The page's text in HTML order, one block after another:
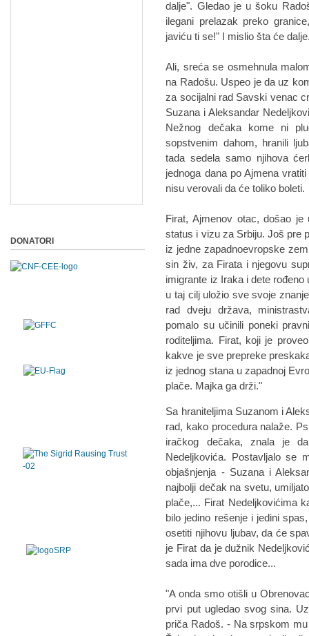
dalje". Gledao je u šoku
ilegani prelazak preko
javiću ti se!" I mislio šta će
Ali, sreća se osmehnula
na Radošu. Uspeo je da uz
za socijalni rad Savski venac
Suzana i Aleksandar
Nežnog dečaka kome ni
sopstvenim dahom, hranili
tada sedela samo njihova
jednoga dana po Ajmena
nisu verovali da će toliko boleti.
Firat, Ajmenov otac, došao
status i vizu za Srbiju. Još pre
iz jedne zapadnoevropske
sin živ, za Firata i njegovu
imigrante iz Iraka i dete
u taj cilj uložio sve svoje
rad dveju država,
pomalo su učinili poneki
roditeljima. Firat, koji je
kakve je sve prepreke
iz jednog stana u zapadnoj
plače. Majka ga drži."
Sa hraniteljima Suzanom i
rad, kako procedura nalaže.
iračkog dečaka, znala je
Nedeljkovića. Postavljalo se
objašnjenja - Suzana i
najbolji dečak na svetu,
plače,... Firat Nedeljkovićima
bilo jedino rešenje i jedini
osetiti njihovu ljubav, da će
je Firat da je dužnik
sada ima dve porodice...
"A onda smo otišli u
prvi put ugledao svog sina.
priča Radoš. - Na srpskom
DONATORI